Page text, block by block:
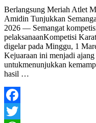
Share
Berlangsung Meriah Atlet
Amidin Tunjukkan
2026 — Semangat
pelaksanaanKompetisi
digelar pada Minggu, 1
Kejuaraan ini menjadi
untukmenunjukkan
hasil …
Facebook